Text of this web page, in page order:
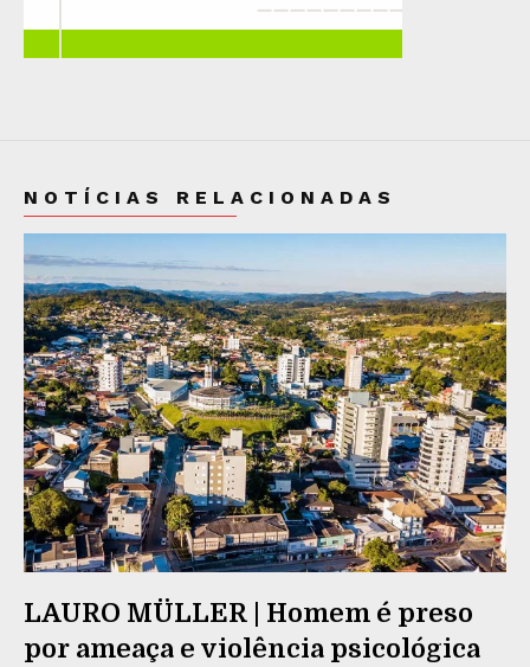
NOTÍCIAS RELACIONADAS
LAURO MÜLLER | Homem é preso
por ameaça e violência psicológica